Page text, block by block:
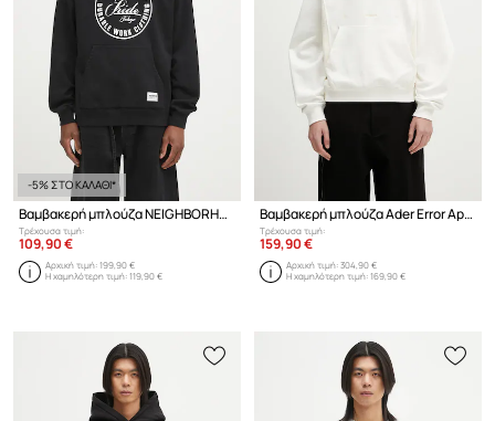
-5% ΣΤΟ ΚΑΛΑΘΙ*
Βαμβακερή μπλούζα NEIGHBORHOOD Classic Sweat Hoodie Ls
Τρέχουσα τιμή:
109,90 €
Αρχική τιμή:199,90 €
Η χαμηλότερη τιμή:119,90 €
Βαμβακερή μπλούζα Ader Error Apparel-Top
Τρέχουσα τιμή:
159,90 €
Αρχική τιμή:304,90 €
Η χαμηλότερη τιμή:169,90 €